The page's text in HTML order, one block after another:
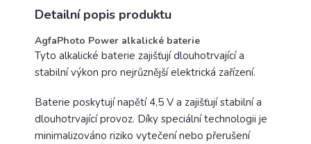
Detailní popis produktu
AgfaPhoto Power alkalické baterie
Tyto alkalické baterie zajišťují dlouhotrvající a
stabilní výkon pro nejrůznější elektrická zařízení.
Baterie poskytují napětí 4,5 V a zajišťují stabilní a
dlouhotrvající provoz. Díky speciální technologii je
minimalizováno riziko vytečení nebo přerušení